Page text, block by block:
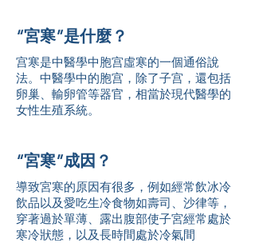
“宮寒”是什麼？
宫寒是中醫學中胞宫虛寒的一個通俗說
法。中醫學中的胞宫，除了子宫，還包括
卵巢、輸卵管等器官，相當於現代醫學的
女性生殖系統。
“宮寒”成因？
導致宮寒的原因有很多，例如經常飲冰冷
飲品以及愛吃生冷食物如壽司、沙律等，
穿著過於單薄、露出腹部使子宮經常處於
寒冷狀態，以及長時間處於冷氣間